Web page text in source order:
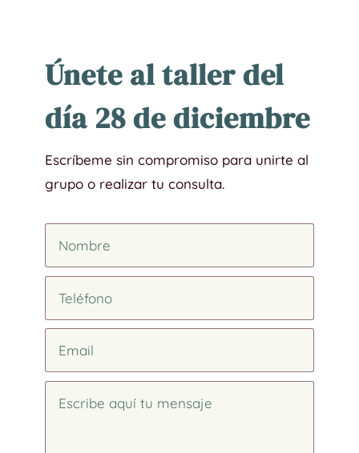
Únete al taller del
día 28 de diciembre
Escríbeme sin compromiso para unirte al
grupo o realizar tu consulta.